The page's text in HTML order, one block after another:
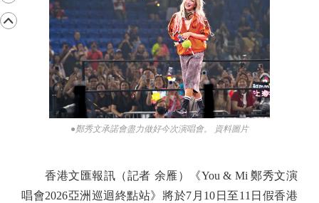
●鄭秀文承諾會盡力做好今次演唱會。 資料圖片
香港文匯報訊（記者 余雁）《You & Mi 鄭秀文演
唱會2026亞洲巡迴終點站》將於7月10日至11日假香港